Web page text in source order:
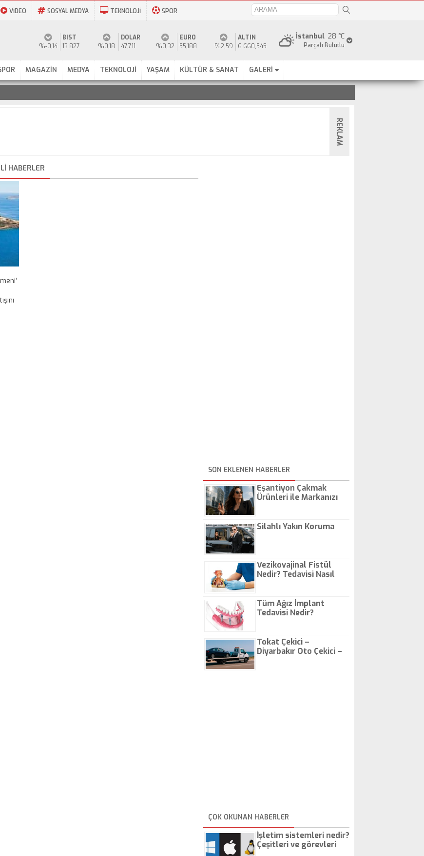
VİDEO SOSYAL MEDYA TEKNOLOJİ SPOR
28 °C
İstanbul
Parçalı Bulutlu
%-0,14
BIST
13.827
%0,18
DOLAR
47,711
%0,32
EURO
55,188
%2,59
ALTIN
6.660,545
MAGAZİN MEDYA TEKNOLOJİ YAŞAM KÜLTÜR & SANAT GALERİ
REKLAM
HABERLER
SON EKLENEN HABERLER
Eşantiyon Çakmak
Ürünleri ile Markanızı
Silahlı Yakın Koruma
Vezikovajinal Fistül
Nedir? Tedavisi Nasıl
Tüm Ağız İmplant
Tedavisi Nedir?
Tokat Çekici –
Diyarbakır Oto Çekici –
ÇOK OKUNAN HABERLER
İşletim sistemleri nedir?
Çeşitleri ve görevleri